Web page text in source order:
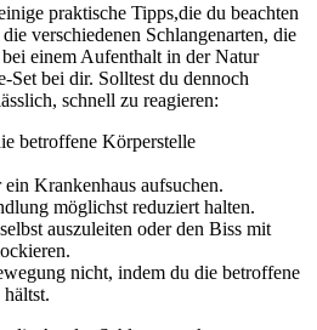
‍praktische Tipps,die du‌ beachten
verschiedenen Schlangenarten, die
⁤einem Aufenthalt ⁣in der Natur
⁢bei dir. Solltest du dennoch
schnell zu reagieren:
betroffene Körperstelle
Krankenhaus aufsuchen.
möglichst reduziert halten.
auszuleiten oder den Biss mit
nicht, indem du die betroffene